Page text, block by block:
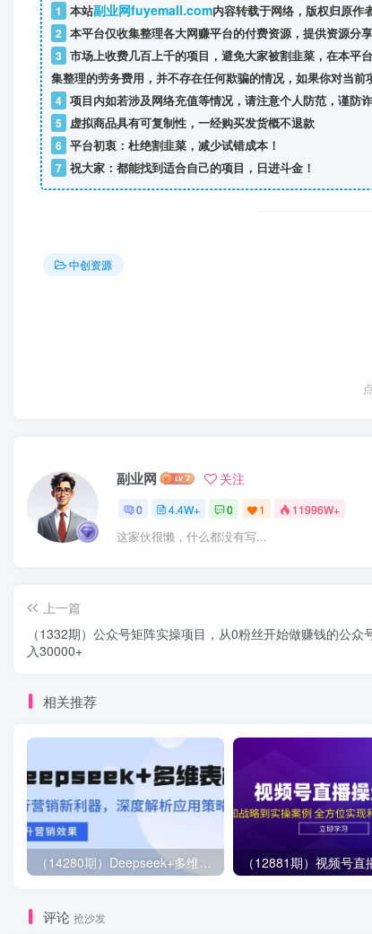
1 本站副业网fuyemall.com内容转载于网络，版权归原作
2 本平台仅收集整理各大网赚平台的付费资源，提供资源分
3 市场上收费几百上千的项目，避免大家被割韭菜，在本平
集整理的劳务费用，并不存在任何欺骗的情况，如果你对当前
4 项目内如若涉及网络充值等情况，请注意个人防范，谨防
5
虚拟商品具有可复制性，一经购买发货概不退款
6 平台初衷：杜绝割韭菜，减少试错成本！
7 祝大家：都能找到适合自己的项目，日进斗金！
中创资源
副业网 关注
0 4.4W+ 0 1 11996W+
这家伙很懒，什么都没有写...
上一篇
（1332期）公众号矩阵实操项目，从0粉丝开始做赚钱的公众
入30000+
相关推荐
（14280期）Deepseek+多维表格，银行营销新利器，深度解析应用策略，提升营销效果
评论 抢沙发